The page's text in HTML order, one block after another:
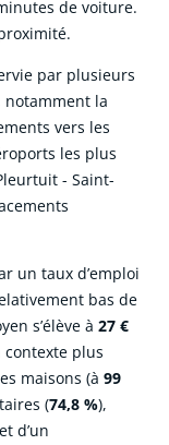
de voiture.
par plusieurs
notamment la
vers les
les plus
- Saint-
un taux d’emploi
bas de
s’élève à 27 €
plus
maisons (à 99
(74,8 %),
d’un